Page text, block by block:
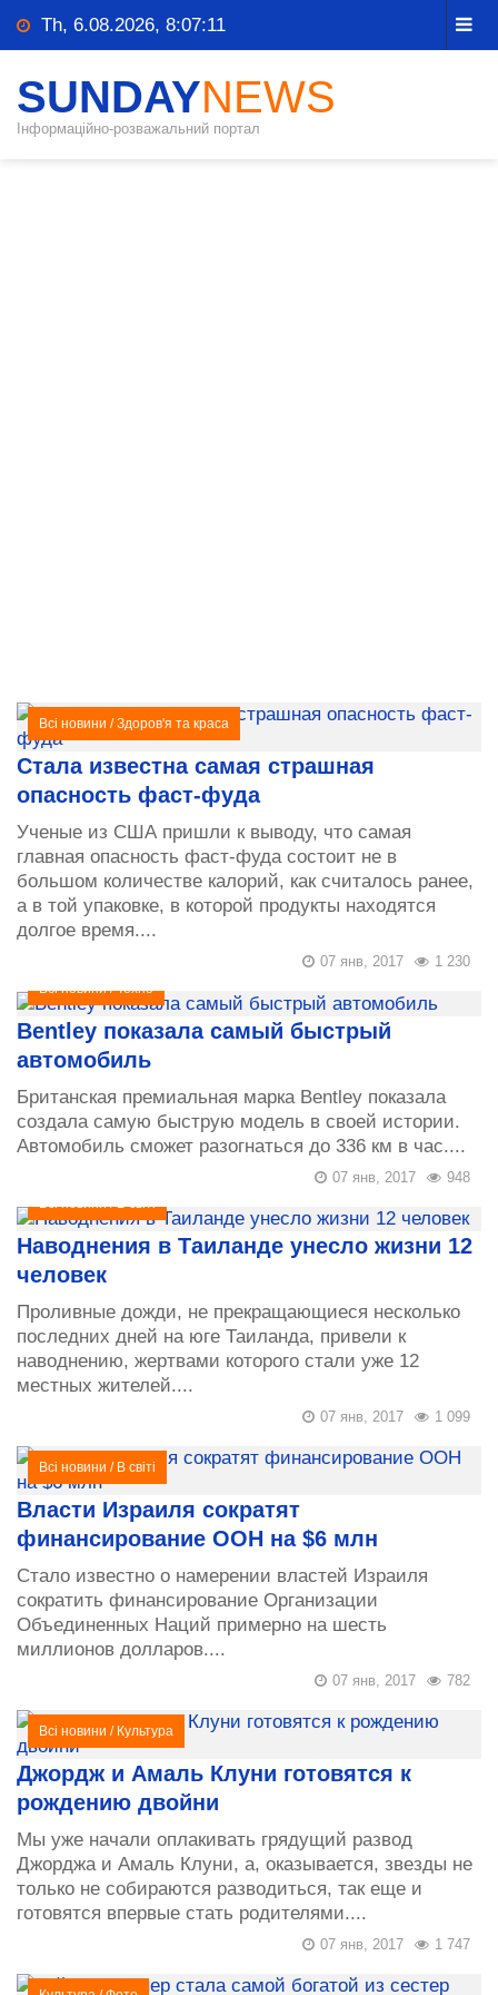
Th, 6.08.2026, 8:07:11
SUNDAYNEWS
Інформаційно-розважальний портал
Всі новини /Здоров'я та краса
Стала известна самая страшная
опасность фаст-фуда
Ученые из США пришли к выводу, что самая
главная опасность фаст-фуда состоит не в
большом количестве калорий, как считалось ранее,
а в той упаковке, в которой продукты находятся
долгое время....
1 230
07 янв, 2017
Всі новини/Техно
Bentley показала самый быстрый
автомобиль
Британская премиальная марка Bentley показала
создала самую быструю модель в своей истории.
Автомобиль сможет разогнаться до 336 км в час....
948
07 янв, 2017
Всі новини/В світі
Наводнения в Таиланде унесло жизни 12
человек
Проливные дожди, не прекращающиеся несколько
последних дней на юге Таиланда, привели к
наводнению, жертвами которого стали уже 12
местных жителей....
1 099
07 янв, 2017
Всі новини / В світі
Власти Израиля сократят
финансирование ООН на $6 млн
Стало известно о намерении властей Израиля
сократить финансирование Организации
Объединенных Наций примерно на шесть
миллионов долларов....
782
07 янв, 2017
Всі новини / Культура
Джордж и Амаль Клуни готовятся к
рождению двойни
Мы уже начали оплакивать грядущий развод
Джорджа и Амаль Клуни, а, оказывается, звезды не
только не собираются разводиться, так еще и
готовятся впервые стать родителями....
1 747
07 янв, 2017